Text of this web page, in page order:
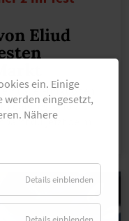
Eliud
alle Funktionen
Features. Und als
du jetzt beim
ein. Einige
eingesetzt,
Nähere
Details einblenden